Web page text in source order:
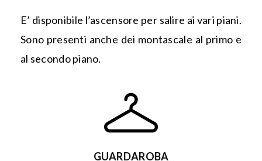
E’ disponibile l’ascensore per salire ai vari piani.
Sono presenti anche dei montascale al primo e
al secondo piano.
GUARDAROBA